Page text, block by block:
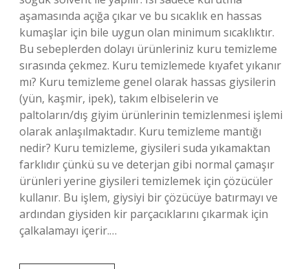
aşamasında açığa çıkar ve bu sıcaklık en hassas
kumaşlar için bile uygun olan minimum sıcaklıktır.
Bu sebeplerden dolayı ürünleriniz kuru temizleme
sırasında çekmez. Kuru temizlemede kıyafet yıkanır
mı? Kuru temizleme genel olarak hassas giysilerin
(yün, kaşmir, ipek), takım elbiselerin ve
paltoların/dış giyim ürünlerinin temizlenmesi işlemi
olarak anlaşılmaktadır. Kuru temizleme mantığı
nedir? Kuru temizleme, giysileri suda yıkamaktan
farklıdır çünkü su ve deterjan gibi normal çamaşır
ürünleri yerine giysileri temizlemek için çözücüler
kullanır. Bu işlem, giysiyi bir çözücüye batırmayı ve
ardından giysiden kir parçacıklarını çıkarmak için
çalkalamayı içerir.…